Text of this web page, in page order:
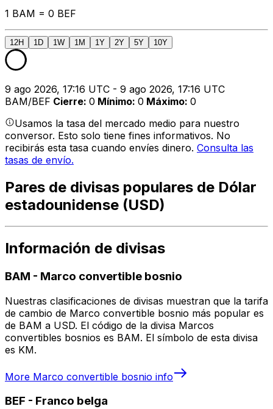
1 BAM = 0 BEF
12H 1D 1W 1M 1Y 2Y 5Y 10Y
9 ago 2026, 17:16 UTC - 9 ago 2026, 17:16 UTC
BAM/BEF Cierre: 0 Mínimo: 0 Máximo: 0
Usamos la tasa del mercado medio para nuestro
conversor. Esto solo tiene fines informativos. No
recibirás esta tasa cuando envíes dinero. Consulta las
tasas de envío.
Pares de divisas populares de Dólar
estadounidense (USD)
Información de divisas
BAM - Marco convertible bosnio
Nuestras clasificaciones de divisas muestran que la tarifa
de cambio de Marco convertible bosnio más popular es
de BAM a USD. El código de la divisa Marcos
convertibles bosnios es BAM. El símbolo de esta divisa
es KM.
More Marco convertible bosnio info
BEF - Franco belga